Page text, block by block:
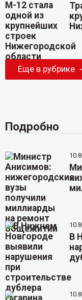
Еще в рубрике
Подробно
В